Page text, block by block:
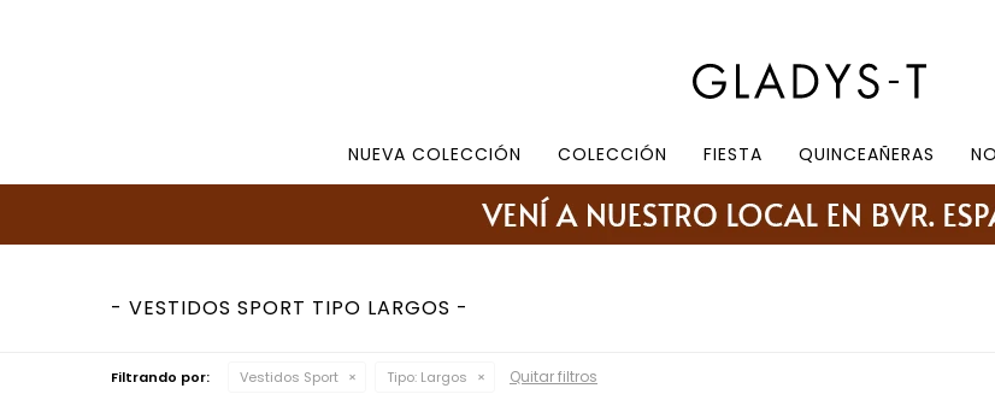
NUEVA COLECCIÓN COLECCIÓN FIESTA QUINCEAÑERAS
VESTIDOS SPORT TIPO LARGOS
Filtrando por: Vestidos Sport Tipo: Largos Quitar filtros